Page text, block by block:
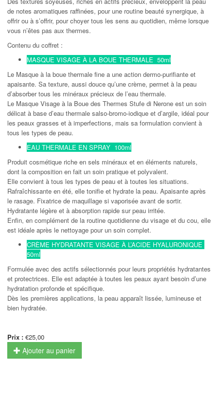
de notes aromatiques raffinées, pour une routine beauté synergique, à
offrir ou à s’offrir, pour choyer tous les sens au quotidien, même lorsque
vous n’êtes pas aux thermes.
Contenu du coffret :
MASQUE VISAGE À LA BOUE THERMALE 50ml
Le Masque à la boue thermale fine a une action dermo-purifiante et
apaisante. Sa texture, aussi douce qu’une crème, permet à la peau
d’absorber tous les minéraux précieux de l’eau thermale.
Le Masque Visage à la Boue des Thermes Stufe di Nerone est un soin
délicat à base d’eau thermale salso-bromo-iodique et d’argile, idéal pour
les peaux grasses et à imperfections, mais sa formulation convient à
tous les types de peau.
EAU THERMALE EN SPRAY 100ml
Produit cosmétique riche en sels minéraux et en éléments naturels,
dont la composition en fait un soin pratique et polyvalent.
Elle convient à tous les types de peau et à toutes les situations.
Rafraîchissante en été, elle tonifie et hydrate la peau. Apaisante après
le rasage. Fixatrice de maquillage si vaporisée avant de sortir.
Hydratante légère et à absorption rapide sur peau irritée.
Enfin, en complément de la routine quotidienne du visage et du cou, elle
est idéale après le nettoyage pour un soin complet.
CRÈME HYDRATANTE VISAGE À L’ACIDE HYALURONIQUE
50ml
Formulée avec des actifs sélectionnés pour leurs propriétés hydratantes
et protectrices. Elle est adaptée à toutes les peaux ayant besoin d’une
hydratation profonde et spécifique.
Dès les premières applications, la peau apparaît lissée, lumineuse et
bien hydratée.
Prix : €25,00
Ajouter au panier